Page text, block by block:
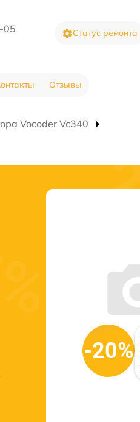
05 Статус ремонта
Отзывы
Vocoder Vc340
-20%